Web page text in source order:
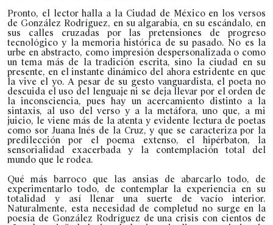
Pronto, el lector halla a la Ciudad de México en los versos
de González Rodríguez, en su algarabía, en su escándalo, en
sus calles cruzadas por las pretensiones de progreso
tecnológico y la memoria histórica de su pasado. No es la
urbe en abstracto, como impresión despersonalizada o como
un tema más de la tradición escrita, sino la ciudad en su
presente, en el instante dinámico del ahora estridente en que
la vive el yo. A pesar de su gesto vanguardista, el poeta no
descuida el uso del lenguaje ni se deja llevar por el orden de
la inconsciencia, pues hay un acercamiento distinto a la
sintaxis, al uso del verso y a la metáfora, uno que, a mi
juicio, le viene más de la atenta y evidente lectura de poetas
como sor Juana Inés de la Cruz, y que se caracteriza por la
predilección por el poema extenso, el hipérbaton, la
sensorialidad exacerbada y la contemplación total del
mundo que le rodea.
Qué más barroco que las ansias de abarcarlo todo, de
experimentarlo todo, de contemplar la experiencia en su
totalidad y así llenar una suerte de vacío interior.
Naturalmente, esta necesidad de completud no surge en la
poesía de González Rodríguez de una crisis con cientos de